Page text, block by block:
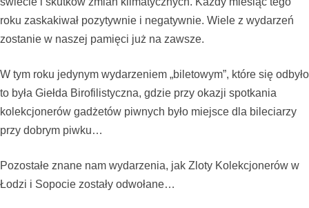
roku zaskakiwał pozytywnie i negatywnie. Wiele z wydarzeń
zostanie w naszej pamięci już na zawsze.
W tym roku jedynym wydarzeniem „biletowym”, które się odbyło
to była Giełda Birofilistyczna, gdzie przy okazji spotkania
kolekcjonerów gadżetów piwnych było miejsce dla bileciarzy
przy dobrym piwku…
Pozostałe znane nam wydarzenia, jak Zloty Kolekcjonerów w
Łodzi i Sopocie zostały odwołane…